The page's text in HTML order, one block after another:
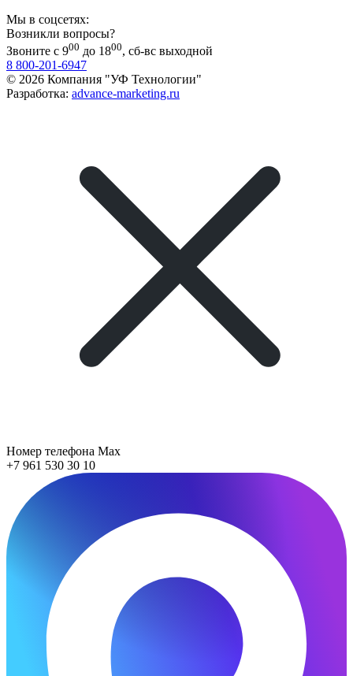
Мы в соцсетях:
Возникли вопросы?
Звоните с 900 до 1800, сб-вс выходной
8 800-201-6947
© 2026 Компания "УФ Технологии"
Разработка: advance-marketing.ru
Номер телефона Max
+7 961 530 30 10